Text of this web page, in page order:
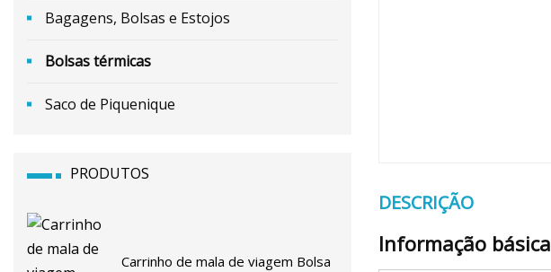
Bagagens, Bolsas e Estojos
Bolsas térmicas
Saco de Piquenique
PRODUTOS
Carrinho de mala de viagem Bolsa
DESCRIÇÃO
Informação básica